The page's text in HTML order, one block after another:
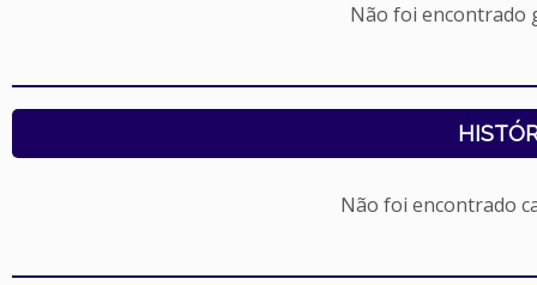
Não foi encontrado
Não foi encontrado